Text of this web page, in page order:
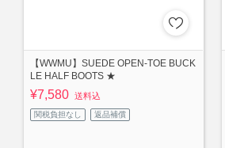
【WWMU】SUEDE OPEN-TOE BUCK
LE HALF BOOTS ★
¥7,580 送料込
関税負担なし 返品補償